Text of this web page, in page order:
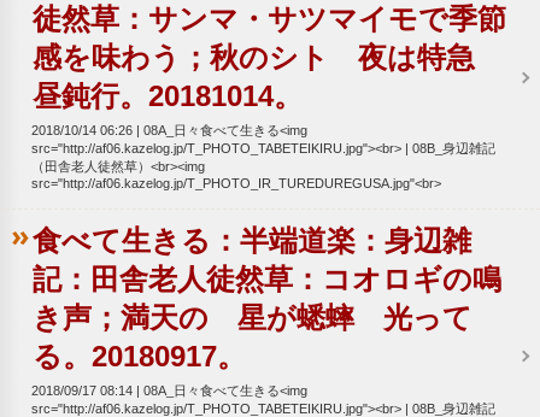
徒然草：サンマ・サツマイモで季節
感を味わう；秋のシト 夜は特急
昼鈍行。20181014。
2018/10/14 06:26
08A_日々食べて生きる<img
src="http://af06.kazelog.jp/T_PHOTO_TABETEIKIRU.jpg"><br>
08B_身辺雑記
（田舎老人徒然草）<br><img
src="http://af06.kazelog.jp/T_PHOTO_IR_TUREDUREGUSA.jpg"<br>
食べて生きる：半端道楽：身辺雑
記：田舎老人徒然草：コオロギの鳴
き声；満天の 星が蟋蟀 光って
る。20180917。
2018/09/17 08:14
08A_日々食べて生きる<img
src="http://af06.kazelog.jp/T_PHOTO_TABETEIKIRU.jpg"><br>
08B_身辺雑記